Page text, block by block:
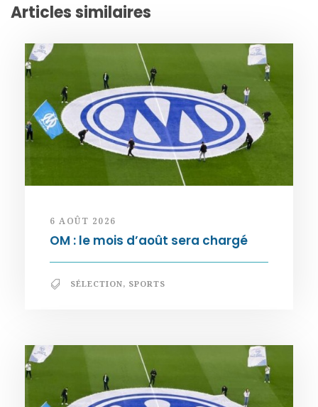
Articles similaires
6 AOÛT 2026
OM : le mois d’août sera chargé
SÉLECTION, SPORTS